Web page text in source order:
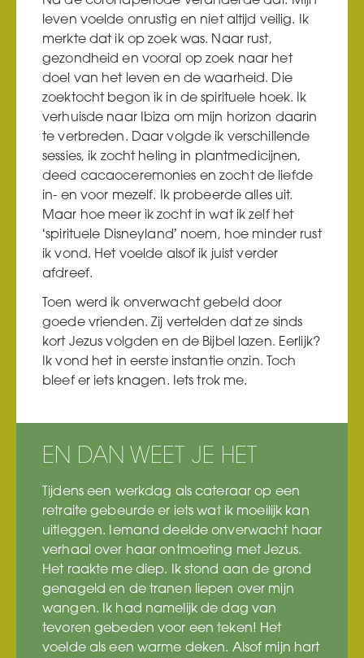
leven voelde onrustig en niet altijd veilig. Ik
merkte dat ik op zoek was. Naar rust,
gezondheid en vooral op zoek naar het
doel van het leven en de waarheid. Die
zoektocht begon ik in de spirituele hoek. Ik
verhuisde naar Ibiza om mijn horizon daarin
te verbreden. Daar volgde ik verschillende
sessies, ik zocht heling in plantmedicijnen,
deed cacaoceremonies en zocht de liefde
in- en voor mezelf. Ik probeerde alles uit.
Maar hoe meer ik zocht in wat ik zelf het
‘spirituele Disneyland’ noem, hoe minder rust
ik vond. Het voelde alsof ik juist verder
afdreef.
Toen werd ik onverwacht gebeld door
goede vrienden. Zij vertelden dat ze sinds
kort Jezus volgden en de Bijbel lazen. Eerlijk?
Ik vond het in eerste instantie onzin. Toch
bleef er iets knagen. Iets trok me.
EN DAN WEET JE HET
Tijdens een werkdag als cateraar op een
retraite gebeurde er iets wat ik moeilijk kan
uitleggen. Iemand deelde onverwacht haar
verhaal over haar ontmoeting met Jezus.
Het raakte me diep. Ik stond aan de grond
genageld en de tranen liepen over mijn
wangen. Ik had namelijk de dag van
tevoren gebeden voor een teken! Het
voelde als een warme deken. Alsof mijn hart